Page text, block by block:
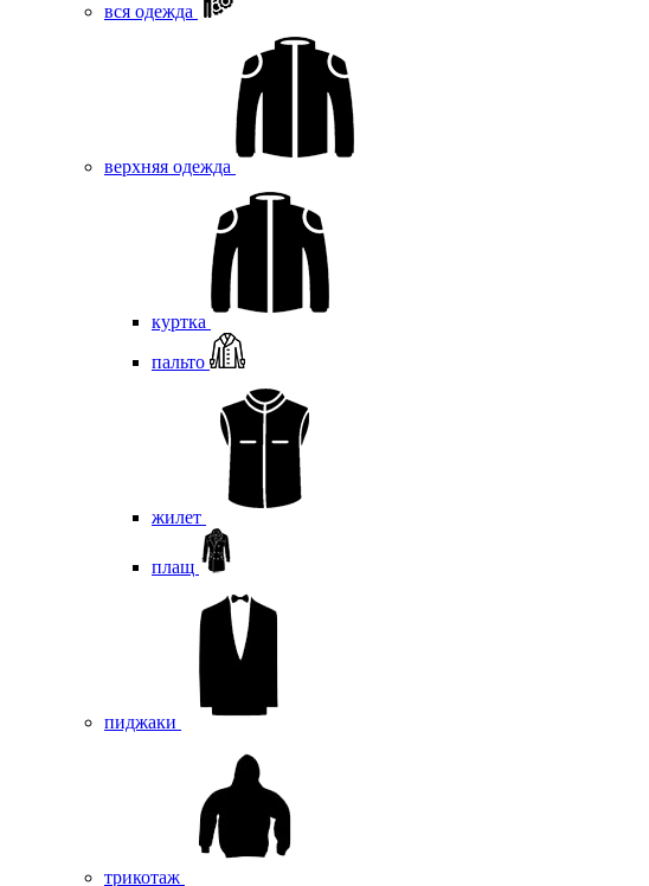
вся одежда
верхняя одежда
куртка
пальто
жилет
плащ
пиджаки
трикотаж